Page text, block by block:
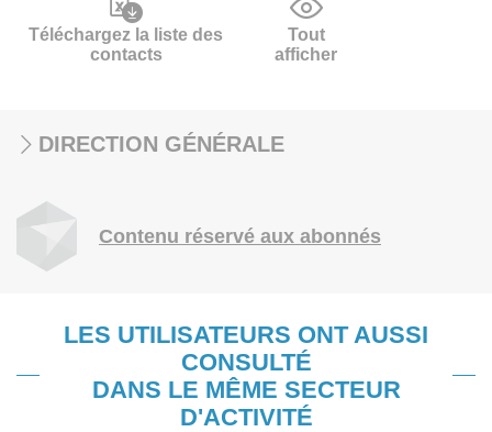
Téléchargez la liste des
contacts
Tout
afficher
DIRECTION GÉNÉRALE
Contenu réservé aux abonnés
LES UTILISATEURS ONT AUSSI
CONSULTÉ
DANS LE MÊME SECTEUR
D'ACTIVITÉ